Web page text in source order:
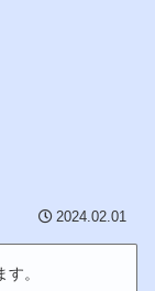
2024.02.01
。